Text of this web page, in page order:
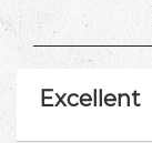
Excellent